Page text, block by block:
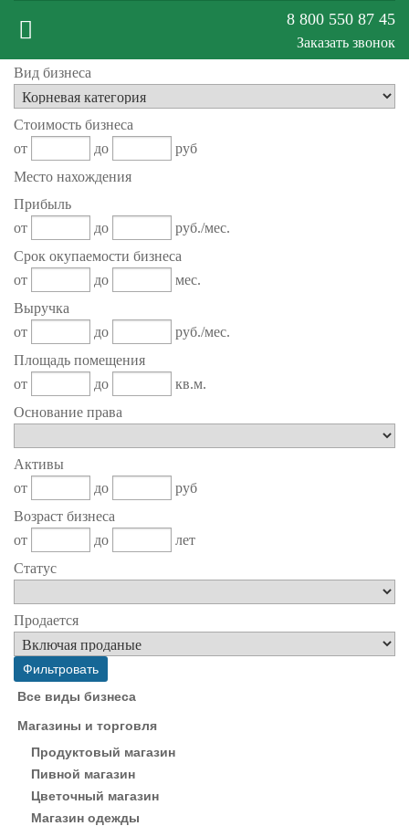
Меню
сайта
8 800 550 87 45
Заказать звонок
Вид бизнеса
Стоимость бизнеса
от
до
руб
Место нахождения
Прибыль
от
до
руб./мес.
Срок окупаемости бизнеса
от
до
мес.
Выручка
от
до
руб./мес.
Площадь помещения
от
до
кв.м.
Основание права
Активы
от
до
руб
Возраст бизнеса
от
до
лет
Статус
Продается
Все виды бизнеса
Магазины и торговля
Продуктовый магазин
Пивной магазин
Цветочный магазин
Магазин одежды